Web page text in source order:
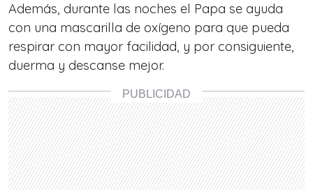
Además, durante las noches el Papa se ayuda
con una mascarilla de oxígeno para que pueda
respirar con mayor facilidad, y por consiguiente,
duerma y descanse mejor.